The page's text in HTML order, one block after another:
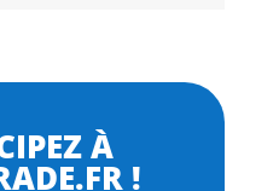
À
!